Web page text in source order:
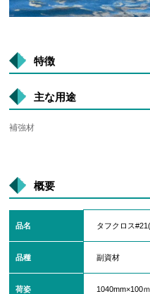
特徴
主な用途
補強材
概要
品名 タフクロス
品種 副資材
荷姿 1040mm×100